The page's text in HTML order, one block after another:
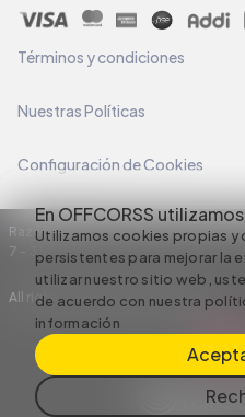
En OFFCORSS
Utilizamos cookies propias y
persistentes para mejorar la
utilizar nuestro sitio web,
de acuerdo con nuestra
información
Términos y condiciones
Nuestras Políticas
Configuración de Cookies
Razón Social: C.I HERMECO S.A.
7 – 35
All rights reserved empowered by